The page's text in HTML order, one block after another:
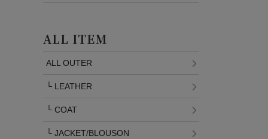
ALL ITEM
ALL OUTER
└ LEATHER
└ COAT
└ JACKET/BLOUSON